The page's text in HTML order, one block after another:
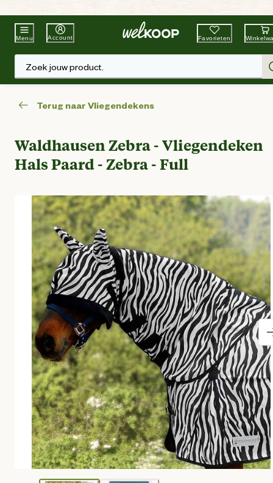
Beste WinkelketenTuin & Dier
Menu Account Favorieten
Zoek jouw product.
Terug naar Vliegendekens
Waldhausen Zebra - Vliegendeken
Hals Paard - Zebra - Full